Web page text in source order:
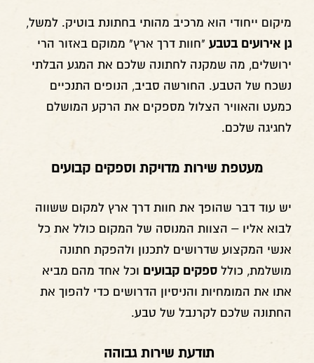
מיקום ייחודי הוא מרכיב מהותי בחתונת בוטיק. למשל,
גן אירועים בטבע "חוות דרך ארץ" ממוקם באזור הרי
ירושלים, מה שמקנה לחתונה שלכם את המגע הבלתי
נשכח של הטבע. החורשה סביב, הנופים התנכיים
כמעט והאוויר הצלול מספקים את הרקע המושלם
לחגיגה שלכם.
מעטפת שירות מדויקת וספקים קבועים
יש עוד דבר שהופך את חוות דרך ארץ למקום ששווה
לבוא אליו – הצוות המנוסה של המקום כולל את כל
אנשי המקצוע שדרושים לתכנון ולהפקת חתונה
מושלמת, כוללספקים קבועים וכל אחד מהם מביא
אתו את המומחיות והניסיון הדרושים כדי להפוך את
החתונה שלכם לקרנבל של טבע.
תודעת שירות גבוהה